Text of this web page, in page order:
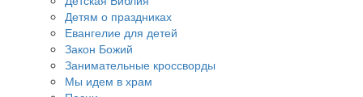
Детям о праздниках
Евангелие для детей
Закон Божий
Занимательные кроссворды
Мы идем в храм